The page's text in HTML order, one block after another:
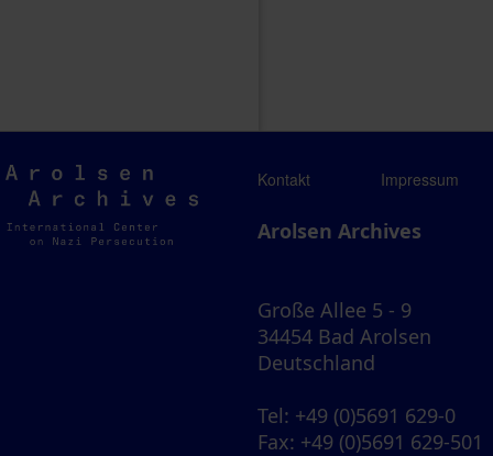
Arolsen
Archives
Kontakt Impressum
Arolsen Archives
Große Allee 5 - 9
34454 Bad Arolsen
Deutschland
Tel: +49 (0)5691 629-0
Fax: +49 (0)5691 629-501